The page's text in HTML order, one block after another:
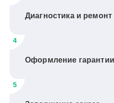
Диагностика и ремонт
4
Оформление гарантии
5